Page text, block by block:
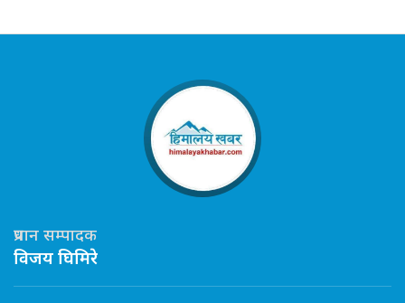
प्रधान सम्पादक
विजय घिमिरे